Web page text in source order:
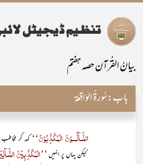
بیانُ القُرآن حصہ ہفتم
باب:سُورۃُ الوَاقِعَۃ
الضَّآلُّـــوْنَ الْمُکَذِّبُوْنَ‘‘کہہ کر مخاطب
‘لیکن یہاں پر انہیں’’الْمُکَذِّبِیْنَ